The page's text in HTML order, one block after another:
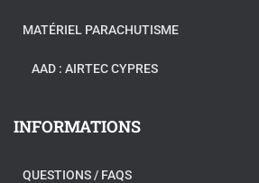
MATÉRIEL PARACHUTISME
AAD : AIRTEC CYPRES
INFORMATIONS
QUESTIONS / FAQS